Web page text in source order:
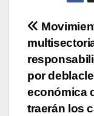
de
por deblacle
económica
traerán los